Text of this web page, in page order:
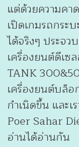
แต่ด้วยความค
เปิดเกมรถกระ
ได้จริงๆ ประจ
เครื่องยนต์ดีเซ
TANK
เครื่องยนต์บล็
กำเนิดขึ้น และเ
Poer Sahar
อ่านได้อ่านกัน